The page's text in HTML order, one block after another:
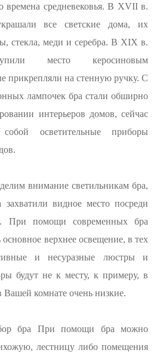
времена средневековья. В XVII в.
все светские дома, их
стекла, меди и серебра. В XIX в.
место керосиновым
прикрепляли на стенную ручку. С
лампочек бра стали обширно
интерьеров домов, сейчас
осветительные приборы
внимание светильникам бра,
видное место посреди
При помощи современных бра
верхнее освещение, в тех
и несуразные люстры и
будут не к месту, к примеру, в
Вашей комнате очень низкие.
бра При помощи бра можно
лестницу либо помещения